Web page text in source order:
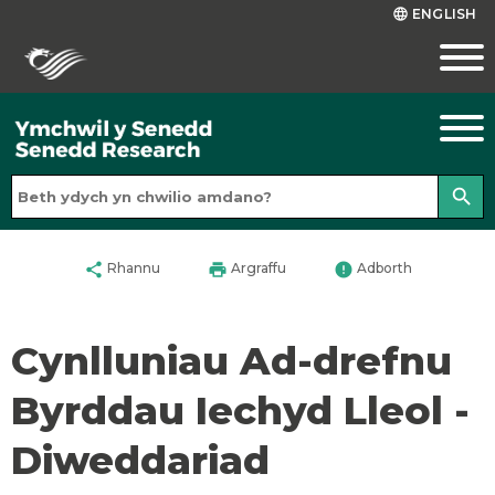
language ENGLISH
search
share Rhannu print Argraffu error Adborth
Cynlluniau Ad-drefnu
Byrddau Iechyd Lleol -
Diweddariad